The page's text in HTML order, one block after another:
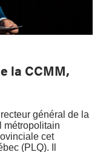
la CCMM,
général de la
métropolitain
cet
(PLQ). Il